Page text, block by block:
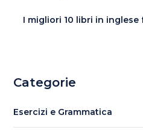
I migliori 10 libri in
Categorie
Esercizi e Grammatica